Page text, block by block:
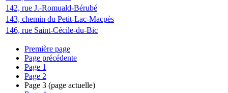
142, rue J.-Romuald-Bérubé
143, chemin du Petit-Lac-Macpès
146, rue Saint-Cécile-du-Bic
Première page
Page précédente
Page 1
Page 2
Page 3 (page actuelle)